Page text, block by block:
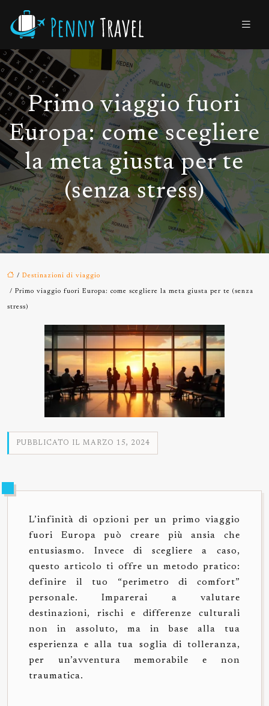
Primo viaggio fuori
Europa: come scegliere
la meta giusta per te
(senza stress)
/ Destinazioni di viaggio
/ Primo viaggio fuori Europa: come scegliere la meta giusta per te (senza
stress)
PUBBLICATO IL MARZO 15, 2024
L’infinità di opzioni per un primo viaggio
fuori Europa può creare più ansia che
entusiasmo. Invece di scegliere a caso,
questo articolo ti offre un metodo pratico:
definire il tuo “perimetro di comfort”
personale. Imparerai a valutare
destinazioni, rischi e differenze culturali
non in assoluto, ma in base alla tua
esperienza e alla tua soglia di tolleranza,
per un’avventura memorabile e non
traumatica.